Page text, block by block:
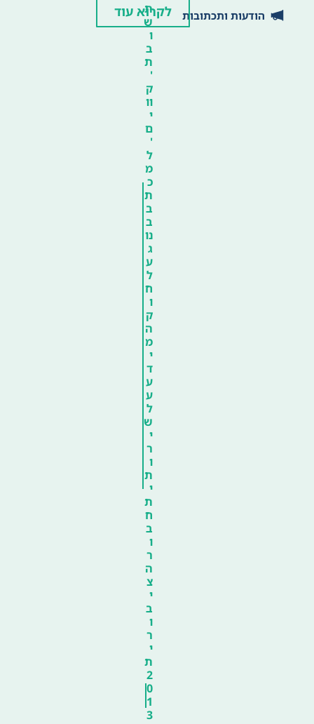
הודעות ותכתובות
ת
ש
ו
ב
ת
'
ק
וו
י
ם
'
ל
מ
כ
ת
ב
ב
נו
ג
ע
ל
ח
ו
ק
ה
מ
י
ד
ע
ע
ל
ש
י
ר
ו
ת
י
ת
ח
ב
ו
ר
ה
צ
י
ב
ו
ר
י
ת
2
0
1
3
לקרוא עוד